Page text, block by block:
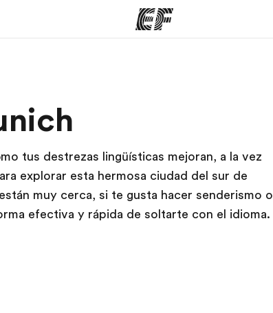
hacemos
tus destrezas lingüísticas mejoran, a la vez
explorar esta hermosa ciudad del sur de
muy cerca, si te gusta hacer senderismo o
efectiva y rápida de soltarte con el idioma.